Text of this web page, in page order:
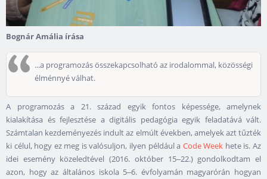
Bognár Amália írása
...a programozás összekapcsolható az irodalommal, közösségi
élménnyé válhat.
A programozás a 21. század egyik fontos képessége, amelynek
kialakítása és fejlesztése a digitális pedagógia egyik feladatává vált.
Számtalan kezdeményezés indult az elmúlt években, amelyek azt tűzték
ki célul, hogy ez meg is valósuljon, ilyen például a Code Week hete is. Az
idei esemény közeledtével (2016. október 15‒22.) gondolkodtam el
azon, hogy az általános iskola 5‒6. évfolyamán magyarórán hogyan